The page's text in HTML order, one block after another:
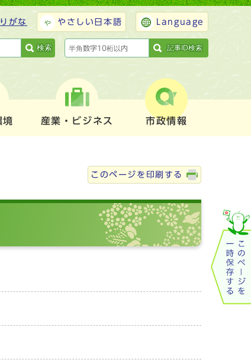
がな やさしい日本語 Language
検索 記事ID検索
境 産業・ビジネス 市政情報
このページを印刷する